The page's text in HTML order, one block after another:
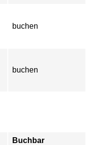
buchen
buchen
Buchbar